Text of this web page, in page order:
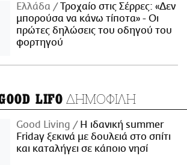
Ελλάδα
Τροχαίο στις Σέρρες: «Δεν
μπορούσα να κάνω τίποτα» - Οι
πρώτες δηλώσεις του οδηγού του
φορτηγού
LIFO ΔΗΜΟΦΙΛΗ
Good Living
Η ιδανική summer
Friday ξεκινά με δουλειά στο σπίτι
και καταλήγει σε κάποιο νησί